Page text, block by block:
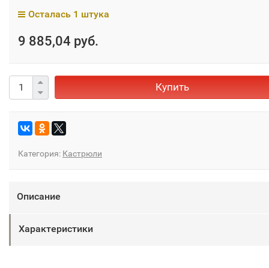
Осталась 1 штука
9 885,04 руб.
Купить
Категория: Кастрюли
Описание
Характеристики